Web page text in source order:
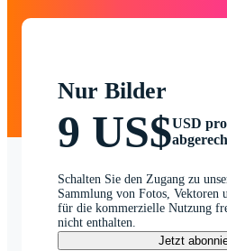
Nur Bilder
9 US$USD
Schalten Sie den Zugang zu
Sammlung von Fotos, Vektoren
für die kommerzielle Nutzung
nicht enthalten.
Jetzt